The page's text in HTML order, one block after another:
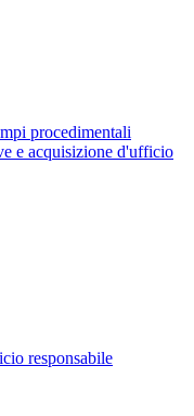
procedimentali
e acquisizione d'ufficio
responsabile